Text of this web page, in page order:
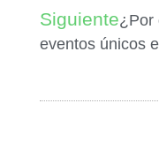
Siguiente¿Por
eventos únicos